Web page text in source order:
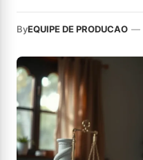
ByEQUIPE DE PRODUCAO —